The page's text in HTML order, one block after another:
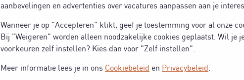
aanbevelingen en advertenties over vacatures aanpassen aan je
Wanneer je op "Accepteren" klikt, geef je toestemming voor al onze
Bij "Weigeren" worden alleen noodzakelijke cookies geplaatst. Wil je
voorkeuren zelf instellen? Kies dan voor "Zelf instellen".
Meer informatie lees je in ons Cookiebeleid en Privacybeleid.